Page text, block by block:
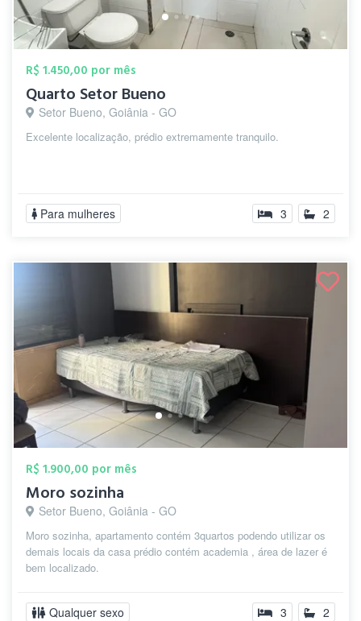
R$ 1.450,00 por mês
Quarto Setor Bueno
Setor Bueno, Goiânia - GO
Excelente localização, prédio extremamente tranquilo.
Para mulheres 3 2
R$ 1.900,00 por mês
Moro sozinha
Setor Bueno, Goiânia - GO
Moro sozinha, apartamento contém 3quartos podendo utilizar os
demais locais da casa prédio contém academia , área de lazer é
bem localizado.
Qualquer sexo 3 2